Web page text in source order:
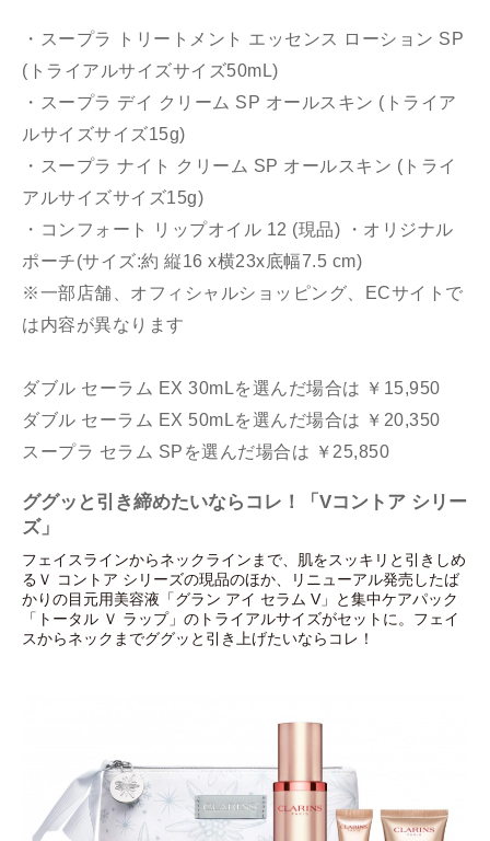
・スープラ トリートメント エッセンス ローション SP
(トライアルサイズサイズ50mL)
・スープラ デイ クリーム SP オールスキン (トライア
ルサイズサイズ15g)
・スープラ ナイト クリーム SP オールスキン (トライ
アルサイズサイズ15g)
・コンフォート リップオイル 12 (現品) ・オリジナル
ポーチ(サイズ:約 縦16 x横23x底幅7.5 cm)
※一部店舗、オフィシャルショッピング、ECサイトで
は内容が異なります
ダブル セーラム EX 30mLを選んだ場合は ￥15,950
ダブル セーラム EX 50mLを選んだ場合は ￥20,350
スープラ セラム SPを選んだ場合は ￥25,850
ググッと引き締めたいならコレ！「Vコントア シリー
ズ」
フェイスラインからネックラインまで、肌をスッキリと引きしめ
るＶ コントア シリーズの現品のほか、リニューアル発売したば
かりの目元用美容液「グラン アイ セラム V」と集中ケアパック
「トータル Ｖ ラップ」のトライアルサイズがセットに。フェイ
スからネックまでググッと引き上げたいならコレ！